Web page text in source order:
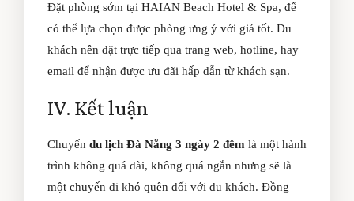
Đặt phòng sớm tại HAIAN Beach Hotel & Spa, để
có thể lựa chọn được phòng ưng ý với giá tốt. Du
khách nên đặt trực tiếp qua trang web, hotline, hay
email để nhận được ưu đãi hấp dẫn từ khách sạn.
IV. Kết luận
Chuyến du lịch Đà Nẵng 3 ngày 2 đêm là một hành
trình không quá dài, không quá ngắn nhưng sẽ là
một chuyến đi khó quên đối với du khách. Đồng